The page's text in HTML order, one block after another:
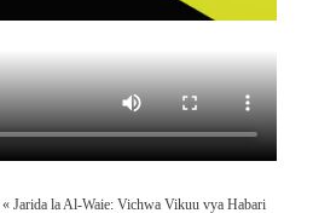
« Jarida la Al-Waie: Vichwa Vikuu vya Habari